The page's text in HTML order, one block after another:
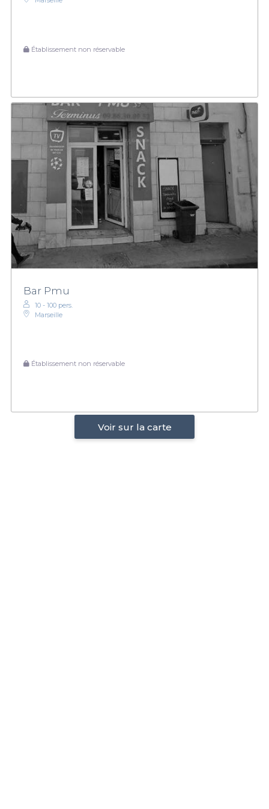
Établissement non réservable
Bar Pmu
10 - 100 pers.
Marseille
Établissement non réservable
Voir sur la carte